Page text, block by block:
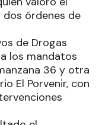
órdenes de
de Drogas
los mandatos
36 y otra
El Porvenir, con